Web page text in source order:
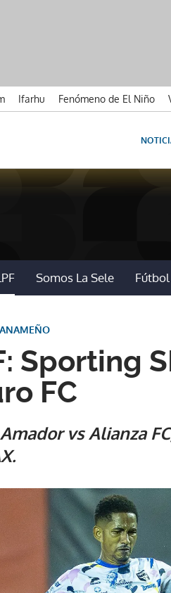
Ifarhu Fenómeno de El Niño
Somos La Sele
Sporting
FC
vs Alianza